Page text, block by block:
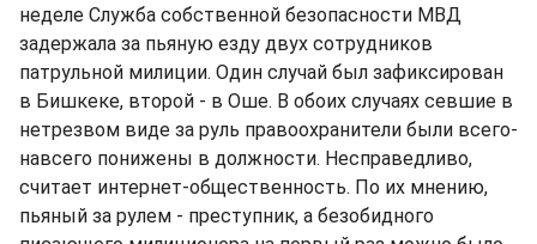
неделе Служба собственной безопасности МВД
задержала за пьяную езду двух сотрудников
патрульной милиции. Один случай был зафиксирован
в Бишкеке, второй - в Оше. В обоих случаях севшие в
нетрезвом виде за руль правоохранители были всего-
навсего понижены в должности. Несправедливо,
считает интернет-общественность. По их мнению,
пьяный за рулем - преступник, а безобидного